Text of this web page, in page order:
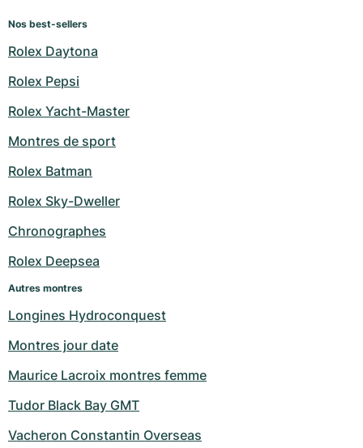
Nos best-sellers
Rolex Daytona
Rolex Pepsi
Rolex Yacht-Master
Montres de sport
Rolex Batman
Rolex Sky-Dweller
Chronographes
Rolex Deepsea
Autres montres
Longines Hydroconquest
Montres jour date
Maurice Lacroix montres femme
Tudor Black Bay GMT
Vacheron Constantin Overseas